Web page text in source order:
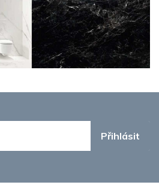
Přihlásit